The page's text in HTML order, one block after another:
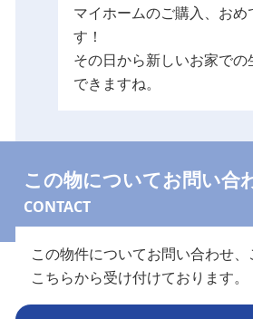
マイホームのご購入、おめ
す！
その日から新しいお家での
できますね。
この物についてお問い合
CONTACT
この物件についてお問い合わせ
こちらから受け付けております。